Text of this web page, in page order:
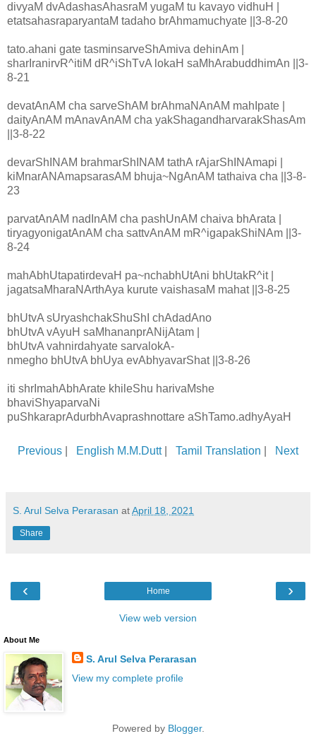
divyaM dvAdashasAhasraM yugaM tu kavayo vidhuH |
etatsahasraparyantaM tadaho brAhmamuchyate ||3-8-20
tato.ahani gate tasminsarveShAmiva dehinAm |
sharIranirvR^itiM dR^iShTvA lokaH saMhArabuddhimAn ||3-
8-21
devatAnAM cha sarveShAM brAhmaNAnAM mahIpate |
daityAnAM mAnavAnAM cha yakShagandharvarakShasAm
||3-8-22
devarShINAM brahmarShINAM tathA rAjarShINAmapi |
kiMnarANAmapsarasAM bhuja~NgAnAM tathaiva cha ||3-8-
23
parvatAnAM nadInAM cha pashUnAM chaiva bhArata |
tiryagyonigatAnAM cha sattvAnAM mR^igapakShiNAm ||3-
8-24
mahAbhUtapatirdevaH pa~nchabhUtAni bhUtakR^it |
jagatsaMharaNArthAya kurute vaishasaM mahat ||3-8-25
bhUtvA sUryashchakShuShI chAdadAno
bhUtvA vAyuH saMhananprANijAtam |
bhUtvA vahnirdahyate sarvalokA-
nmegho bhUtvA bhUya evAbhyavarShat ||3-8-26
iti shrImahAbhArate khileShu harivaMshe
bhaviShyaparvaNi
puShkaraprAdurbhAvaprashnottare aShTamo.adhyAyaH
Previous English M.M.Dutt| Tamil Translation Next
S. Arul Selva Perarasan atApril 18, 2021
Share
‹ ›
Home
View web version
About Me
S. Arul Selva Perarasan
View my complete profile
Powered by Blogger.